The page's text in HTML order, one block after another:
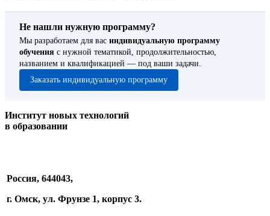
Не нашли нужную программу?
Мы разработаем для вас индивидуальную программу
обучения с нужной тематикой, продолжительностью,
названием и квалификацией — под ваши задачи.
Заказать индивидуальную программу
Институт новых технологий
в образовании
Россия, 644043,
г. Омск, ул. Фрунзе 1, корпус 3.